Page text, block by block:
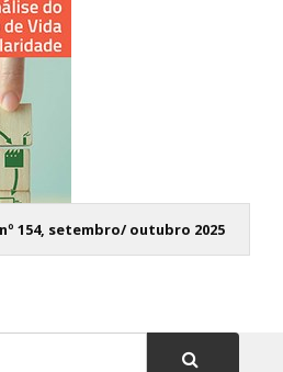
154, setembro/ outubro 2025